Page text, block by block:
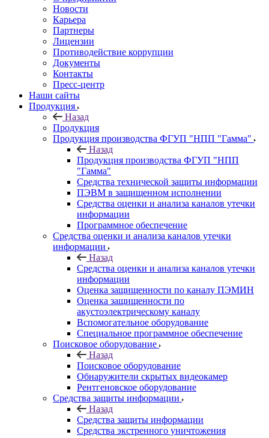
Новости
Карьера
Партнеры
Лицензии
Противодействие коррупции
Документы
Контакты
Пресс-центр
Наши сайты
Продукция
Назад
Продукция
Продукция производства ФГУП "НПП "Гамма"
Назад
Продукция производства ФГУП "НПП
"Гамма"
Средства технической защиты информации
ПЭВМ в защищенном исполнении
Средства оценки и анализа каналов утечки
информации
Программное обеспечение
Средства оценки и анализа каналов утечки
информации
Назад
Средства оценки и анализа каналов утечки
информации
Оценка защищенности по каналу ПЭМИН
Оценка защищенности по
акустоэлектрическому каналу
Вспомогательное оборудование
Специальное программное обеспечение
Поисковое оборудование
Назад
Поисковое оборудование
Обнаружители скрытых видеокамер
Рентгеновское оборудование
Средства защиты информации
Назад
Средства защиты информации
Средства экстренного уничтожения